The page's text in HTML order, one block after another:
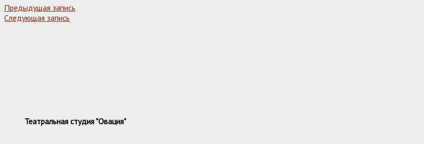
Предыдущая запись
Следующая запись
Театральная студия "Овация"